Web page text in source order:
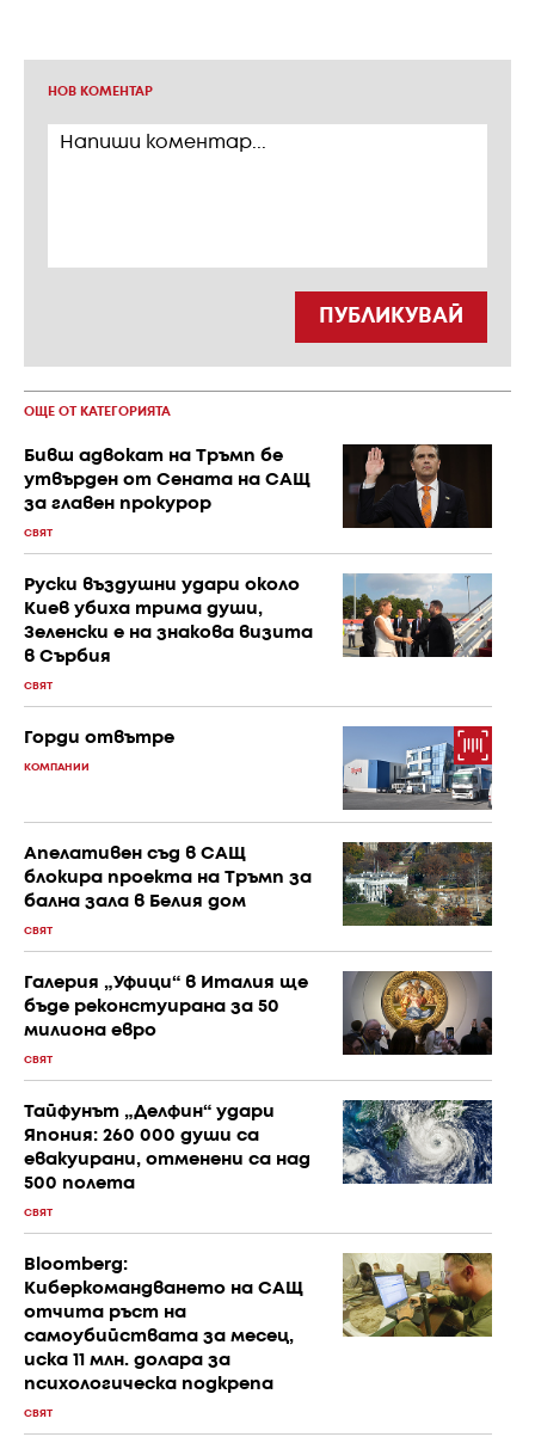
НОВ КОМЕНТАР
ПУБЛИКУВАЙ
ОЩЕ ОТ КАТЕГОРИЯТА
Бивш адвокат на Тръмп бе
утвърден от Сената на САЩ
за главен прокурор
СВЯТ
Руски въздушни удари около
Киев убиха трима души,
Зеленски е на знакова визита
в Сърбия
СВЯТ
Горди отвътре
КОМПАНИИ
Апелативен съд в САЩ
блокира проекта на Тръмп за
бална зала в Белия дом
СВЯТ
Галерия „Уфици“ в Италия ще
бъде реконстуирана за 50
милиона евро
СВЯТ
Тайфунът „Делфин“ удари
Япония: 260 000 души са
евакуирани, отменени са над
500 полета
СВЯТ
Bloomberg:
Киберкомандването на САЩ
отчита ръст на
самоубийствата за месец,
иска 11 млн. долара за
психологическа подкрепа
СВЯТ